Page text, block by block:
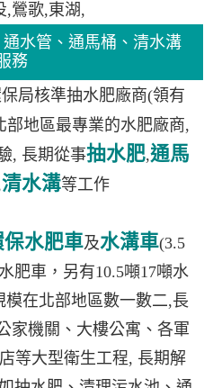
,鶯歌,東湖,
水管、通馬桶、清水溝
務
局核準抽水肥廠商(領有
部地區最專業的水肥廠商,
, 長期從事抽水肥,通馬
清水溝等工作
保水肥車及水溝車(3.5
肥車，另有10.5噸17噸水
在北部地區數一數二,長
家機關、大樓公寓、各軍
等大型衛生工程, 長期解